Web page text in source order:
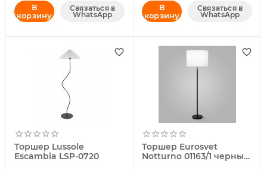
В
корзину
Связаться в
WhatsApp
В
корзину
Связаться в
WhatsApp
Торшер Lussole
Escambia LSP-0720
Торшер Eurosvet
Notturno 01163/1 черный